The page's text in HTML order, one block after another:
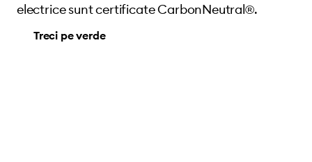
electrice sunt certificate CarbonNeutral®.
Treci pe verde